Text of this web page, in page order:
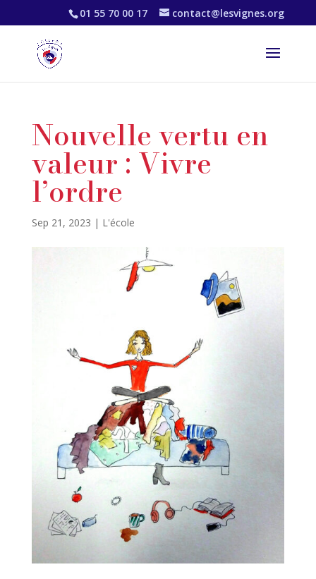
01 55 70 00 17 contact@lesvignes.org
Nouvelle vertu en
valeur : Vivre
l’ordre
Sep 21, 2023 | L'école